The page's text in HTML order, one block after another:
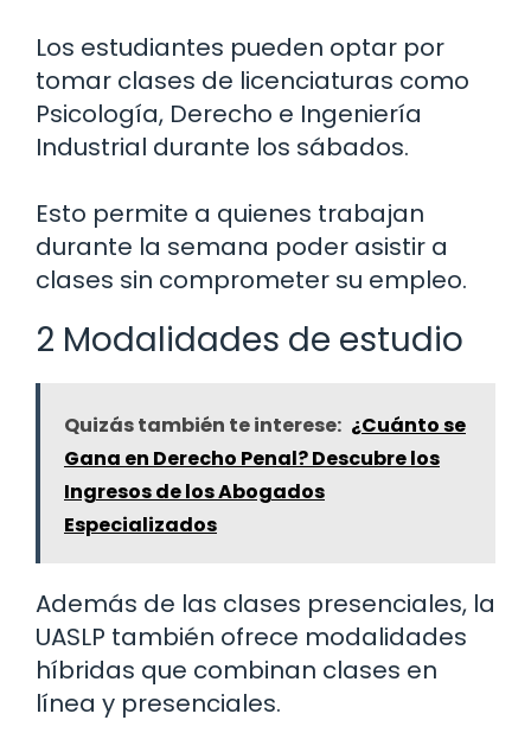
Los estudiantes pueden optar por
tomar clases de licenciaturas como
Psicología, Derecho e Ingeniería
Industrial durante los sábados.
Esto permite a quienes trabajan
durante la semana poder asistir a
clases sin comprometer su empleo.
2 Modalidades de estudio
Quizás también te interese: ¿Cuánto se
Gana en Derecho Penal? Descubre los
Ingresos de los Abogados
Especializados
Además de las clases presenciales, la
UASLP también ofrece modalidades
híbridas que combinan clases en
línea y presenciales.